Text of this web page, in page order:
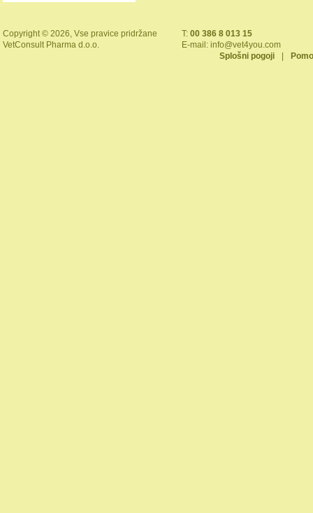
Copyright © 2026, Vse pravice pridržane
VetConsult Pharma d.o.o.
T: 00 386 8 013 15
E-mail: info@vet4you.com
Splošni pogoji